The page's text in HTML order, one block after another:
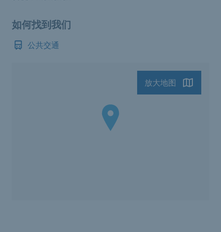
如何找到我们
公共交通
放大地图